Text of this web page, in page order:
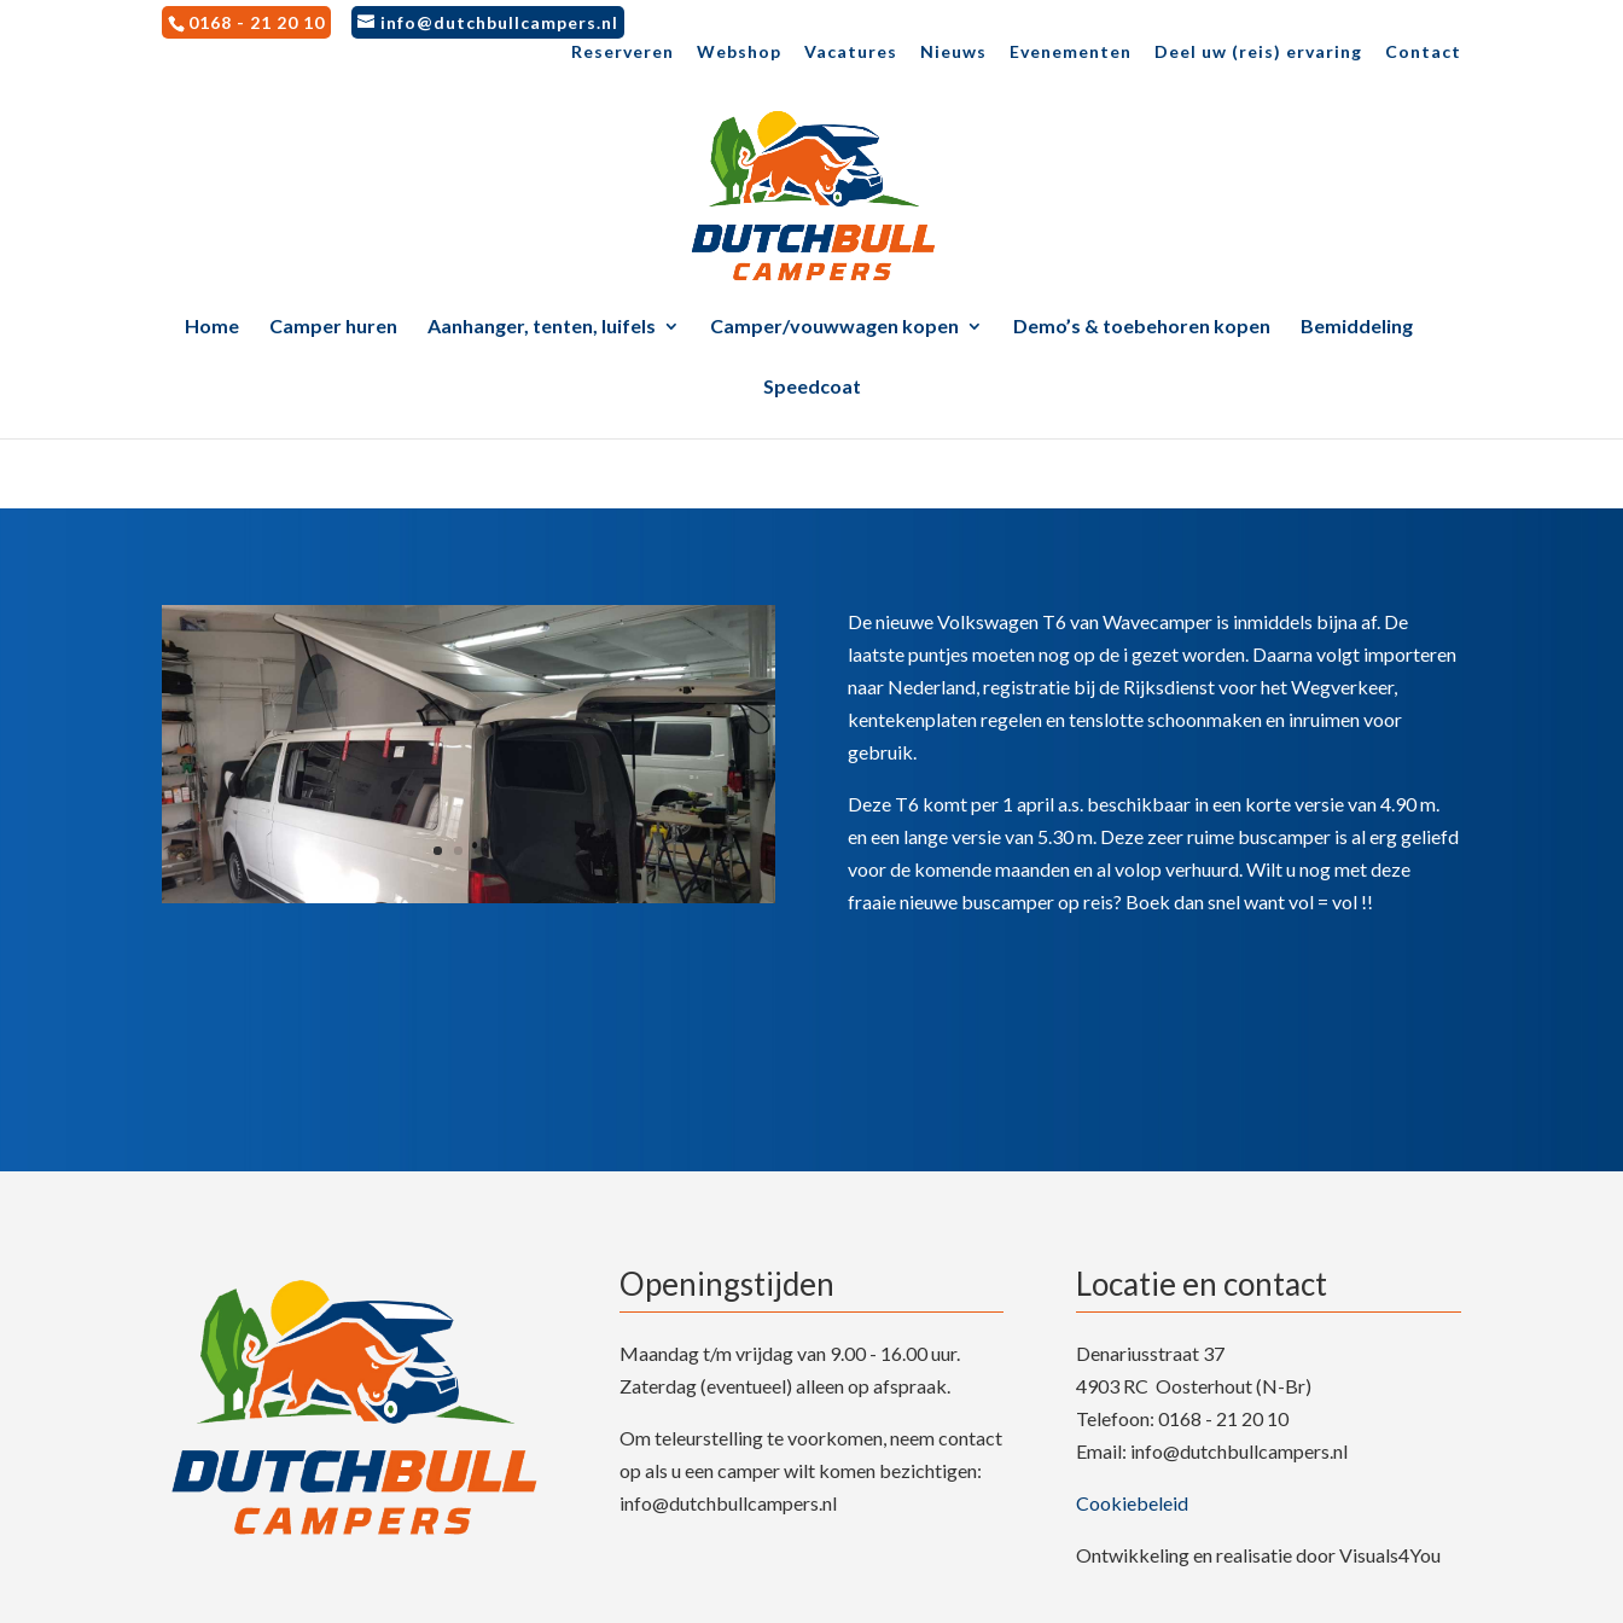
0168 - 21 20 10
info@dutchbullcampers.nl
Reserveren
Webshop Vacatures Nieuws Evenementen Deel uw (reis) ervaring Contact
Home Camper huren Aanhanger, tenten, luifels Camper/vouwwagen kopen Demo’s & toebehoren kopen Bemiddeling
Speedcoat
De nieuwe Volkswagen T6 van Wavecamper is inmiddels bijna af. De
laatste puntjes moeten nog op de i gezet worden. Daarna volgt importeren
naar Nederland, registratie bij de Rijksdienst voor het Wegverkeer,
kentekenplaten regelen en tenslotte schoonmaken en inruimen voor
gebruik.
Deze T6 komt per 1 april a.s. beschikbaar in een korte versie van 4.90 m.
en een lange versie van 5.30 m. Deze zeer ruime buscamper is al erg geliefd
voor de komende maanden en al volop verhuurd. Wilt u nog met deze
fraaie nieuwe buscamper op reis? Boek dan snel want vol = vol !!
Openingstijden
Maandag t/m vrijdag van 9.00 - 16.00 uur.
Zaterdag (eventueel) alleen op afspraak.
Om teleurstelling te voorkomen, neem contact
op als u een camper wilt komen bezichtigen:
info@dutchbullcampers.nl
Locatie en contact
Denariusstraat 37
4903 RC Oosterhout (N-Br)
Telefoon: 0168 - 21 20 10
Email: info@dutchbullcampers.nl
Cookiebeleid
Ontwikkeling en realisatie door Visuals4You